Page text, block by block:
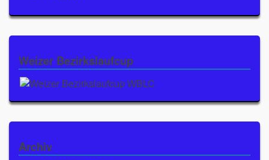
Weizer Bezirkslaufcup
Archiv